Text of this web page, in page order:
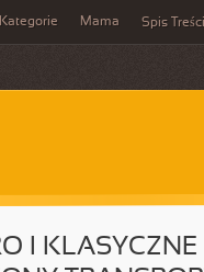
Kategorie Mama Spis Treści
I KLASYCZNE